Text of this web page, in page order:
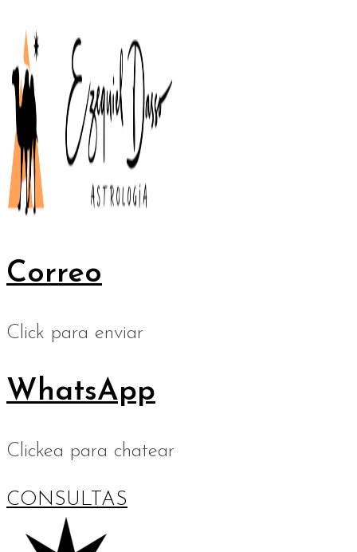
Correo
Click para enviar
WhatsApp
Clickea para chatear
CONSULTAS